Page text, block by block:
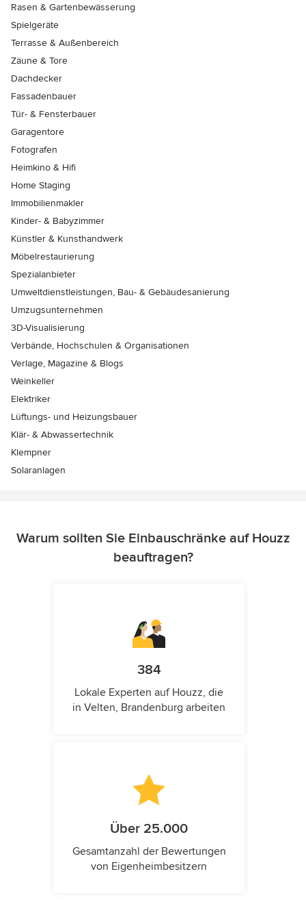
Rasen & Gartenbewässerung
Spielgeräte
Terrasse & Außenbereich
Zäune & Tore
Dachdecker
Fassadenbauer
Tür- & Fensterbauer
Garagentore
Fotografen
Heimkino & Hifi
Home Staging
Immobilienmakler
Kinder- & Babyzimmer
Künstler & Kunsthandwerk
Möbelrestaurierung
Spezialanbieter
Umweltdienstleistungen, Bau- & Gebäudesanierung
Umzugsunternehmen
3D-Visualisierung
Verbände, Hochschulen & Organisationen
Verlage, Magazine & Blogs
Weinkeller
Elektriker
Lüftungs- und Heizungsbauer
Klär- & Abwassertechnik
Klempner
Solaranlagen
Warum sollten Sie Einbauschränke auf Houzz
beauftragen?
384
Lokale Experten auf Houzz, die
in Velten, Brandenburg arbeiten
Über 25.000
Gesamtanzahl der Bewertungen
von Eigenheimbesitzern